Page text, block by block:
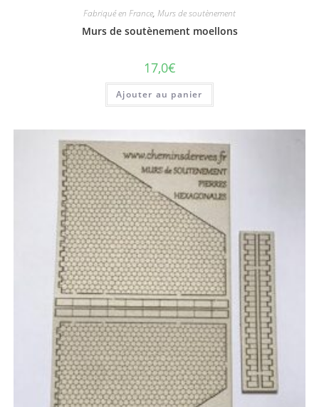
Fabriqué en France, Murs de soutènement
Murs de soutènement moellons
17,0€
Ajouter au panier